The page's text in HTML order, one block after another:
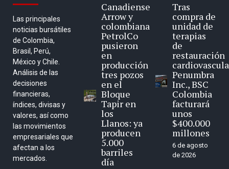
Las principales
noticias bursátiles
de Colombia,
Brasil, Perú,
México y Chile.
Análisis de las
decisiones
financieras,
índices, divisas y
valores, así como
las movimientos
empresariales que
afectan a los
mercados.
Canadiense
Arrow y
colombiana
PetrolCo
pusieron
en
producción
tres pozos
en el
Bloque
Tapir en
los
Llanos: ya
producen
5.000
barriles
día
Tras
compra de
unidad de
terapias
de
restauración
Penumbra
Inc., BSC
Colombia
facturará
unos
$400.000
millones
6 de agosto
de 2026